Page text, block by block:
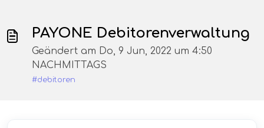
PAYONE Debitorenverwaltung
Geändert am Do, 9 Jun, 2022 um 4:50
NACHMITTAGS
#debitoren